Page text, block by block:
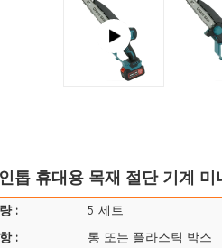
톱 휴대용 목재 절단 기계 미
: 5 세트
: 통 또는 플라스틱 박스